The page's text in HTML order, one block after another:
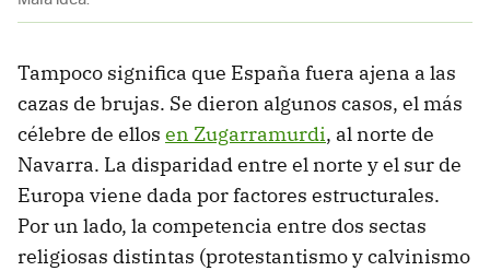
Tampoco significa que España fuera ajena a las
cazas de brujas. Se dieron algunos casos, el más
célebre de ellos en Zugarramurdi, al norte de
Navarra. La disparidad entre el norte y el sur de
Europa viene dada por factores estructurales.
Por un lado, la competencia entre dos sectas
religiosas distintas (protestantismo y calvinismo